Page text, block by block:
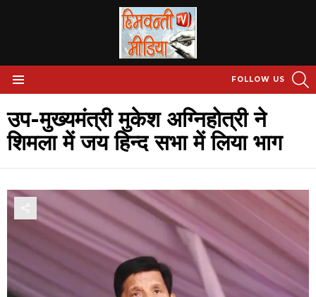
FOLLOW US
उप-मुख्यमंत्री मुकेश अग्निहोत्री ने
शिमला में जय हिन्द सभा में लिया भाग